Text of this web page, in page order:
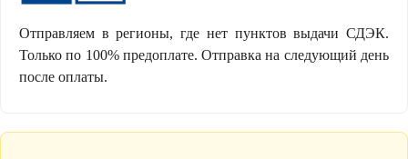
Отправляем в регионы, где нет пунктов выдачи СДЭК.
Только по 100% предоплате. Отправка на следующий день
после оплаты.